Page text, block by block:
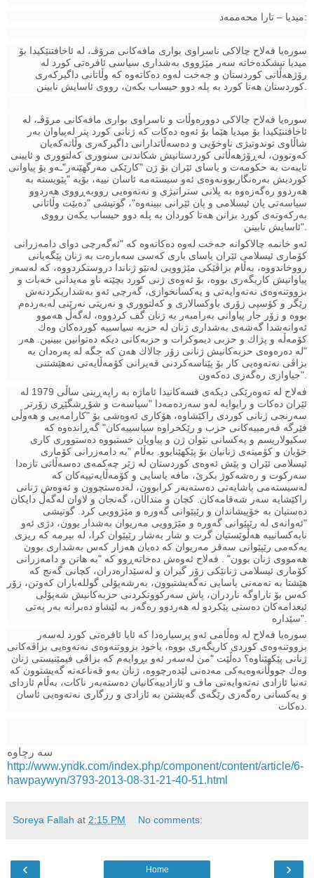
میدیا – تارا محه‌ممەد:
سورەیا فەلاح چالاكی ناسراوی بواری مافەكانی مرۆڤـ، لە ئاخافتنێكیدا بۆ
میدیا تیشكدەخاتە سەر مێژووی بەشداری سیاسی ئافرەتی كورد لە
رۆژهەڵاتی كوردستان و جەخت لەوە دەكاتەوە كە وڵاتانی داگیركەری
سورەیا فەلاح چالاكی دوورەوڵات و ناسراوی بواری مافەكانی مرۆڤـ، لە
ئاخافتنێكیدا بۆ میدیا هێما بۆ ئەوە دەكات كە ژنانی كورد پتر لەپیاوان بەر
شاڵاوی توندوتیژی ناوخۆیی و دەسەڵاتدارانی داگیركەری وڵاتەكەیان
كەوتوون، لەڕۆژهەڵاتی كوردستانیش شكاندنی سنووری كەلتووری و ئایینی
تایبەت بە حكومەت و یاسای ئێران بۆ ژن "كارێكی مەرگهێنەر"ـەو بۆ پیاوانی
كوردیش بەرەنگاربوونەوەی ئەو سیستەمە ئاسان نییە، بۆیە "پێویستە بە
هەردوو رەگەزەوە بە پلانی ستراتیژی و نەتەوەیی رووبەڕووی هەردوو
سیاسەتی پان ئیسلامی و پان ئێرانی ببینەوە"، گوتیشی "دەبێت وڵاتانی
بەركەوتەی كورد بزانن هەتا كوردان بە پلە دوو حیساب بكەن رووی
ئاسایش نابینن".
ئەو خانمە چالاكوانە جەخت لەوە دەكاتەوە كە "ئەگەرچی دوای دامەزرانی
كۆماری ئیسلامی ئێران یاسای باری كەسی سەبارەت بە ژنان پێگەیانی
رووخاندووە، بەڵام بزاڤێكی مێژوویی لەنێو ژناندا دروستكردووە، كە لەسەر
پیاوانیش كاریگەری بووە، بۆ ئەوەی ژنی كورد بچێتە ناو مەیدانی خەبات و
بزووتنەوەی نەتەوایەتی و یەكسانخوازی، گەرچی ئەو بەشداریكردنەش
رێگر و كۆسپی زۆری باوكسالاری و كەلتووری و نەریتی نەرێنی لەبەردەم
بووە و زۆر جار پیاوانی بەرامبەر بە ژنان گف كردووە، لەگەڵ هەموو
ئەوانەشدا گەشەی بەشداری ژنان لە حزبە سیاسییە كوردەكان وەك
كۆمەڵە و پژاك و حزبی دیموكرات و حزبەكانی دیكە دەتوانین ببینین. هەر
"لە دەرەوەی حزبەكانیش ژنانی زۆر چالاك هەن كە جگە لە پەرەدان بە
بزاڤی نەتەوەیی كار بۆ پێناسەكردنی قەیرانی كۆمەڵایەتی نەهێشتنی
جیاوازی رەگەزی دەكەون".
فەلاح لە تەوه‌رێكی دیكەی قسەكانیدا ئاماژە بە راپەڕینی ساڵی 1979 لە
ئێران دەكات و رایوایە لەو سەردەمەدا "سیاسەت و شۆڕشگێڕی زۆرتر
سەرنجی ژنانی كوردی راكێشاوە، هۆكاری ئەوەشی بۆ "كارامەیی و هەوڵی
فێرگە فەرمییەكانی حزب و رێكخراوە سیاسییەكان" گەڕاندەوە كە
سكیولاریسم و یەكسانی نێوان ژن و پیاویان خستبووە دەستووری كاری
خۆیان و كۆمیتەی ژنانیان بۆ پێكهێنابوو. بەڵام "بە دامەزرانی كۆماری
ئیسلامی ئێران و پێش ئەوەی كوردستان لە ژێر چەكمەی دەسەڵاتی تازەدا
سەركوت و رەشەكوژ بكرێ، مافە یاسایی و كۆمەڵایەتییەكان كە
لەسیستەمی پاشایەتی دەستەبەر كرابوون، لەدەستچوون و ئەوەش ژنانی
راكێشایە سەر شەقامەكان. كچان و منداڵان، گەنجان و لاوان لەگەڵ دایكان
دەستیان بە خۆپیشاندان و رێپێوانی گەورە و مێژوویی كرد. گوتیشی
"ئەوانەی لە رێپێوانی گەورە و مێژوویی مەریوان بەشدار بوون، دژی ئەو
نایەكسانییە هەڵوێستیان گرت و شار بەشار رێپێوان كرا، لە بیرمە كە ریزی
یەكەمی رێپێوانی سەقز مەریوان كە دەیان هەزار كەس بەشداری بوون
هەمووی ژنان بوون" . فەلاح ئەوەش دەخاتەڕوو كە "بە هاتن و دامەزرانی
كۆماری ئیسلامی ژنانێكی زۆر گیران و لەسێدارەدران، كچانی گەنج كە
هێشتا بە تەمەنی یاسایی نەگەیشتبوون، بەرشەپۆلی گوللەباران كەوتن، زۆر
كەس بۆ تاراوگە ناردران، پاش سەركووتكردنی حزبەكانیش شەپۆلی
ئیعدامەكان دەستی پێكردو لە هەردوو رەگەز بە لێشاو دەبرانە بەر پەتی
سێدارە".
سورەیا فەلاح لە وەڵامی ئەو پرسیارەدا كە ئایا ئافرەتی كورد لەسەر
بزووتنەوەی كوردی كاریگەری بووە، یاخود بزووتنەوەی نەتەوەیی بزاڤەكانی
ژنانی پێكهێناوە؟ دەڵێت "من لەسەر ئەو بڕوایەم كە بزاڤی فيمێنیستی ژنان
وەك جووڵانەوەیەكی مەدەنی لێدەرچووە، ژنان بەو قەناعەتە گەیشتوون كە
تەنیا ئازادی نەتەوایەتی ماف و ئازادییەكانیان دەستەبەر ناكات، بەڵام ئازدای
و یەكسانی رەگەزی رێگەی گەیشتن بە ئازادی و رزگاری نەتەوەیی ئاسان
دەكات.
سه رچاوه
http://www.yndk.com/index.php/component/content/article/6-
hawpaywyn/3793-2013-08-31-21-40-51.html
Soreya Fallah at 2:15 PM No comments:
‹ ›
Home